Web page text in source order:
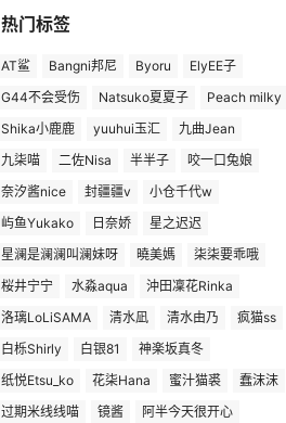
热门标签
AT鲨 Bangni邦尼 Byoru
ElyEE子
G44不会受伤
Natsuko夏夏子
Peach milky
Shika小鹿鹿
yuuhui玉汇
九曲Jean
九柒喵
二佐Nisa 半半子
咬一口兔娘
奈汐酱nice
封疆疆v
小仓千代w
屿鱼Yukako
日奈娇
星之迟迟
星澜是澜澜叫澜妹呀
曉美媽
柒柒要乖哦
桜井宁宁
水淼aqua
沖田凜花Rinka
洛璃LoLiSAMA
清水凪 清水由乃
疯猫ss
白栎Shirly
白银81
神楽坂真冬
纸悦Etsu_ko
花柒Hana 蜜汁猫裘
蠢沫沫
过期米线线喵
镜酱
阿半今天很开心